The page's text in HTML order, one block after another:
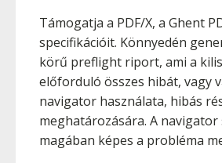
Támogatja a PDF/X, a Ghent
specifikációit. Könnyedén
körű preflight riport, ami a
előforduló összes hibát, vagy
navigator használata, hibás
meghatározására. A
magában képes a probléma